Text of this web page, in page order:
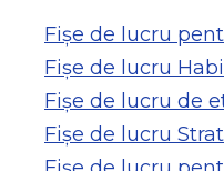
Fișe de lucru
Fișe de lucru
Fișe de lucru de
Fișe de lucru